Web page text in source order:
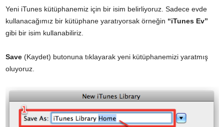
Yeni iTunes kütüphanemiz için bir isim belirliyoruz. Sadece evde
kullanacağımız bir kütüphane yaratıyorsak örneğin “iTunes Ev”
gibi bir isim kullanabiliriz.
Save (Kaydet) butonuna tıklayarak yeni kütüphanemizi yaratmış
oluyoruz.